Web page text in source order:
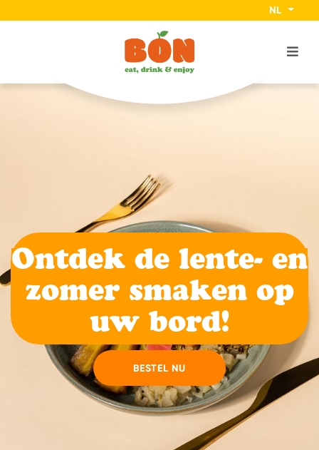
NL
Ontdek de lente- en
zomer smaken op
uw bord!
BESTEL NU